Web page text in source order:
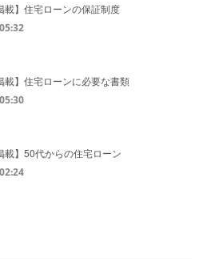
載】住宅ローンの保証制度
載】住宅ローンに必要な書類
載】50代からの住宅ローン